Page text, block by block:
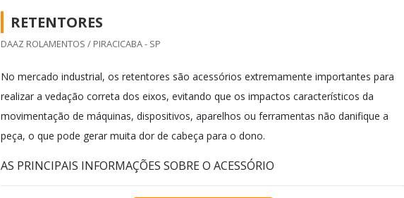
RETENTORES
DAAZ ROLAMENTOS / PIRACICABA - SP
No mercado industrial, os retentores são acessórios extremamente importantes para
realizar a vedação correta dos eixos, evitando que os impactos característicos da
movimentação de máquinas, dispositivos, aparelhos ou ferramentas não danifique a
peça, o que pode gerar muita dor de cabeça para o dono.
AS PRINCIPAIS INFORMAÇÕES SOBRE O ACESSÓRIO